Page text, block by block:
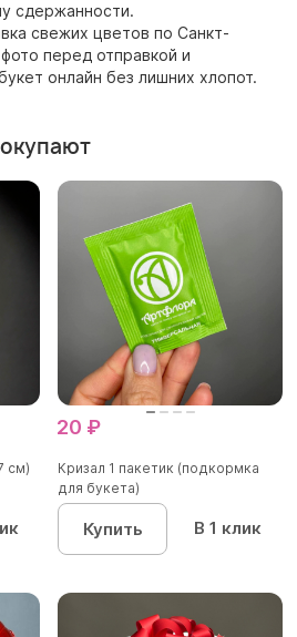
сдержанности.
свежих цветов по Санкт-
перед отправкой и
онлайн без лишних хлопот.
см)
20 ₽
Кризал 1 пакетик (подкормка
для букета)
Купить В 1 клик